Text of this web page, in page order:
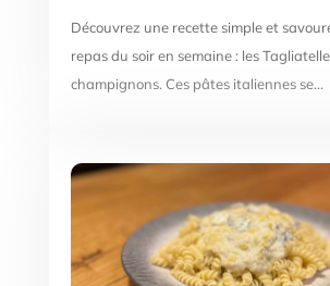
Découvrez une recette simple et
repas du soir en semaine : les
champignons. Ces pâtes italiennes se...